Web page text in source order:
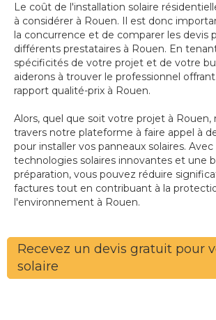
Le coût de l'installation solaire
à considérer à Rouen. Il est donc
la concurrence et de comparer les devis
différents prestataires à Rouen. En
spécificités de votre projet et de votre
aiderons à trouver le professionnel
rapport qualité-prix à Rouen.
Alors, quel que soit votre projet à Rouen,
travers notre plateforme à faire appel à
pour installer vos panneaux solaires. Avec
technologies solaires innovantes et une
préparation, vous pouvez réduire
factures tout en contribuant à la
l'environnement à Rouen.
Recevez un devis gratuit pour
solaire